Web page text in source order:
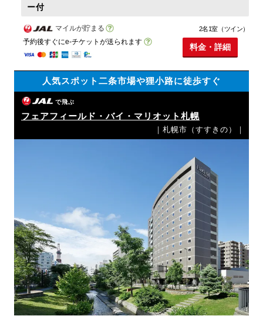
ー付
マイルが貯まる
予約後すぐにe-チケットが送られます
2名1室（ツイン）
料金・詳細
人気スポット二条市場や狸小路に徒歩すぐ
で飛ぶ
フェアフィールド・バイ・マリオット札幌
｜札幌市（すすきの）｜